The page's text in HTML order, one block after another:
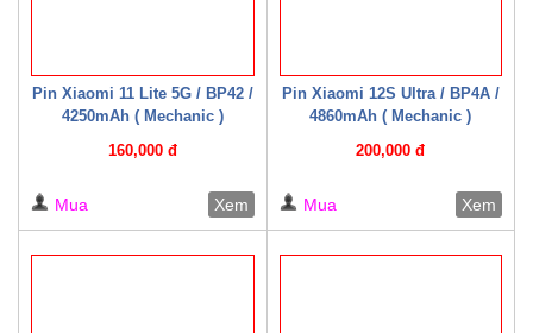
Pin Xiaomi 11 Lite 5G / BP42 /
4250mAh ( Mechanic )
160,000 đ
Mua Xem
Pin Xiaomi 12S Ultra / BP4A /
4860mAh ( Mechanic )
200,000 đ
Mua Xem